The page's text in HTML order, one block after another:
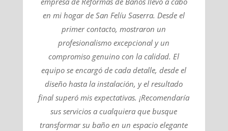
en mi hogar de San Felíu Saserra. Desde el
primer contacto, mostraron un
profesionalismo excepcional y un
compromiso genuino con la calidad. El
equipo se encargó de cada detalle, desde el
diseño hasta la instalación, y el resultado
final superó mis expectativas. ¡Recomendaría
sus servicios a cualquiera que busque
transformar su baño en un espacio elegante